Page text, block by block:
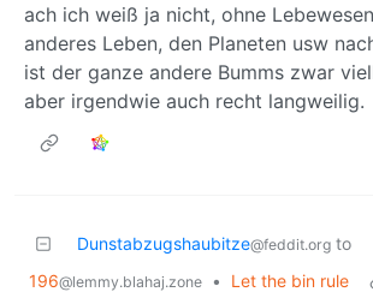
ach ich weiß ja nicht, ohne
anderes Leben, den Planeten usw
ist der ganze andere Bumms zwar
aber irgendwie auch recht langweilig.
Dunstabzugshaubitze@feddit.org to
196@lemmy.blahaj.zone • Let the bin rule